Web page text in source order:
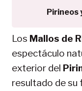
Pirineos
Los Mallos de
espectáculo
exterior del
resultado de su